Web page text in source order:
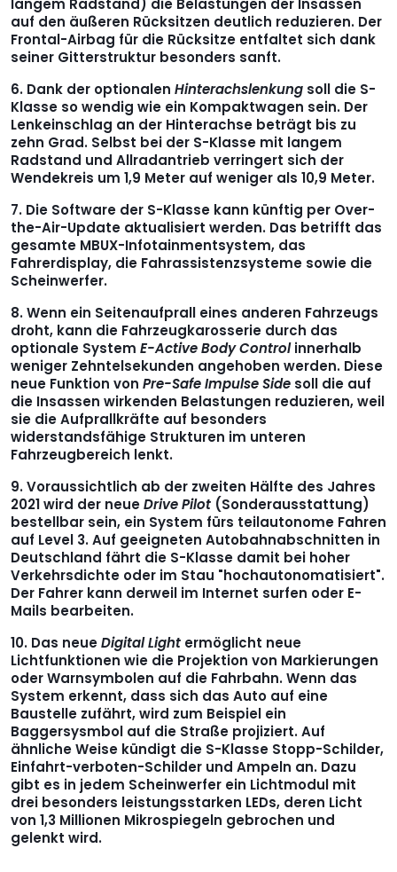
langem Radstand) die Belastungen der Insassen
auf den äußeren Rücksitzen deutlich reduzieren. Der
Frontal-Airbag für die Rücksitze entfaltet sich dank
seiner Gitterstruktur besonders sanft.
Dank der optionalen Hinterachslenkung soll die S-
Klasse so wendig wie ein Kompaktwagen sein. Der
Lenkeinschlag an der Hinterachse beträgt bis zu
zehn Grad. Selbst bei der S-Klasse mit langem
Radstand und Allradantrieb verringert sich der
Wendekreis um 1,9 Meter auf weniger als 10,9 Meter.
Die Software der S-Klasse kann künftig per Over-
the-Air-Update aktualisiert werden. Das betrifft das
gesamte MBUX-Infotainmentsystem, das
Fahrerdisplay, die Fahrassistenzsysteme sowie die
Scheinwerfer.
Wenn ein Seitenaufprall eines anderen Fahrzeugs
droht, kann die Fahrzeugkarosserie durch das
optionale System E-Active Body Controlinnerhalb
weniger Zehntelsekunden angehoben werden. Diese
neue Funktion von Pre-Safe Impulse Side soll die auf
die Insassen wirkenden Belastungen reduzieren, weil
sie die Aufprallkräfte auf besonders
widerstandsfähige Strukturen im unteren
Fahrzeugbereich lenkt.
Voraussichtlich ab der zweiten Hälfte des Jahres
2021 wird der neueDrive Pilot (Sonderausstattung)
bestellbar sein, ein System fürs teilautonome Fahren
auf Level 3. Auf geeigneten Autobahnabschnitten in
Deutschland fährt die S-Klasse damit bei hoher
Verkehrsdichte oder im Stau "hochautonomatisiert".
Der Fahrer kann derweil im Internet surfen oder E-
Mails bearbeiten.
Das neueDigital Light ermöglicht neue
Lichtfunktionen wie die Projektion von Markierungen
oder Warnsymbolen auf die Fahrbahn. Wenn das
System erkennt, dass sich das Auto auf eine
Baustelle zufährt, wird zum Beispiel ein
Baggersysmbol auf die Straße projiziert. Auf
ähnliche Weise kündigt die S-Klasse Stopp-Schilder,
Einfahrt-verboten-Schilder und Ampeln an. Dazu
gibt es in jedem Scheinwerfer ein Lichtmodul mit
drei besonders leistungsstarken LEDs, deren Licht
von 1,3 Millionen Mikrospiegeln gebrochen und
gelenkt wird.